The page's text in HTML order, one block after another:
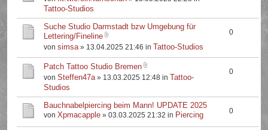
Tattoo-Studios
Suche Studio Darmstadt bzw Umgebung für
Lettering/Fineline
vonsimsa» 13.04.2025 21:46 in Tattoo-Studios
0
Patch Tattoo Studio Bremen
vonSteffen47a» 13.03.2025 12:48 in Tattoo-
Studios
0
Bauchnabelpiercing beim Mann! UPDATE 2025
vonXpmacapple » 03.03.2025 21:32 in Piercing 0